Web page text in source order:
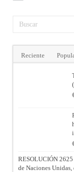
Reciente
RESOLUCIÓN
de Naciones